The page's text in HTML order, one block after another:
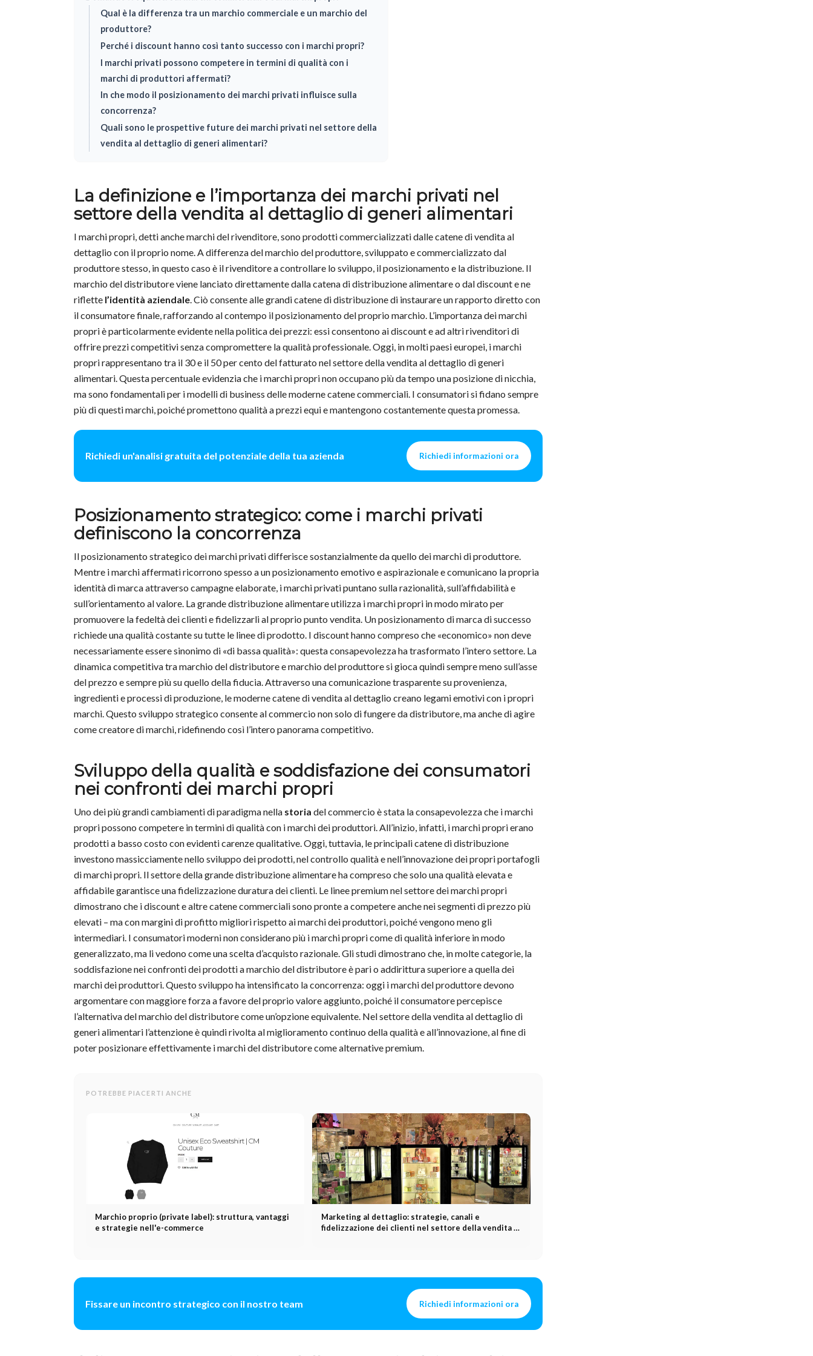
Qual è la differenza tra un marchio commerciale e un marchio del
produttore?
Perché i discount hanno così tanto successo con i marchi propri?
I marchi privati possono competere in termini di qualità con i
marchi di produttori affermati?
In che modo il posizionamento dei marchi privati influisce sulla
concorrenza?
Quali sono le prospettive future dei marchi privati nel settore della
vendita al dettaglio di generi alimentari?
La definizione e l’importanza dei marchi privati nel
settore della vendita al dettaglio di generi alimentari
I marchi propri, detti anche marchi del rivenditore, sono prodotti commercializzati dalle catene di vendita al
dettaglio con il proprio nome. A differenza del marchio del produttore, sviluppato e commercializzato dal
produttore stesso, in questo caso è il rivenditore a controllare lo sviluppo, il posizionamento e la distribuzione. Il
marchio del distributore viene lanciato direttamente dalla catena di distribuzione alimentare o dal discount e ne
riflette l’identità aziendale. Ciò consente alle grandi catene di distribuzione di instaurare un rapporto diretto con
il consumatore finale, rafforzando al contempo il posizionamento del proprio marchio. L’importanza dei marchi
propri è particolarmente evidente nella politica dei prezzi: essi consentono ai discount e ad altri rivenditori di
offrire prezzi competitivi senza compromettere la qualità professionale. Oggi, in molti paesi europei, i marchi
propri rappresentano tra il 30 e il 50 per cento del fatturato nel settore della vendita al dettaglio di generi
alimentari. Questa percentuale evidenzia che i marchi propri non occupano più da tempo una posizione di nicchia,
ma sono fondamentali per i modelli di business delle moderne catene commerciali. I consumatori si fidano sempre
più di questi marchi, poiché promettono qualità a prezzi equi e mantengono costantemente questa promessa.
Richiedi un'analisi gratuita del potenziale della tua azienda Richiedi informazioni ora
Posizionamento strategico: come i marchi privati
definiscono la concorrenza
Il posizionamento strategico dei marchi privati differisce sostanzialmente da quello dei marchi di produttore.
Mentre i marchi affermati ricorrono spesso a un posizionamento emotivo e aspirazionale e comunicano la propria
identità di marca attraverso campagne elaborate, i marchi privati puntano sulla razionalità, sull’affidabilità e
sull’orientamento al valore. La grande distribuzione alimentare utilizza i marchi propri in modo mirato per
promuovere la fedeltà dei clienti e fidelizzarli al proprio punto vendita. Un posizionamento di marca di successo
richiede una qualità costante su tutte le linee di prodotto. I discount hanno compreso che «economico» non deve
necessariamente essere sinonimo di «di bassa qualità»: questa consapevolezza ha trasformato l’intero settore. La
dinamica competitiva tra marchio del distributore e marchio del produttore si gioca quindi sempre meno sull’asse
del prezzo e sempre più su quello della fiducia. Attraverso una comunicazione trasparente su provenienza,
ingredienti e processi di produzione, le moderne catene di vendita al dettaglio creano legami emotivi con i propri
marchi. Questo sviluppo strategico consente al commercio non solo di fungere da distributore, ma anche di agire
come creatore di marchi, ridefinendo così l’intero panorama competitivo.
Sviluppo della qualità e soddisfazione dei consumatori
nei confronti dei marchi propri
Uno dei più grandi cambiamenti di paradigma nella storia del commercio è stata la consapevolezza che i marchi
propri possono competere in termini di qualità con i marchi dei produttori. All’inizio, infatti, i marchi propri erano
prodotti a basso costo con evidenti carenze qualitative. Oggi, tuttavia, le principali catene di distribuzione
investono massicciamente nello sviluppo dei prodotti, nel controllo qualità e nell’innovazione dei propri portafogli
di marchi propri. Il settore della grande distribuzione alimentare ha compreso che solo una qualità elevata e
affidabile garantisce una fidelizzazione duratura dei clienti. Le linee premium nel settore dei marchi propri
dimostrano che i discount e altre catene commerciali sono pronte a competere anche nei segmenti di prezzo più
elevati – ma con margini di profitto migliori rispetto ai marchi dei produttori, poiché vengono meno gli
intermediari. I consumatori moderni non considerano più i marchi propri come di qualità inferiore in modo
generalizzato, ma li vedono come una scelta d’acquisto razionale. Gli studi dimostrano che, in molte categorie, la
soddisfazione nei confronti dei prodotti a marchio del distributore è pari o addirittura superiore a quella dei
marchi dei produttori. Questo sviluppo ha intensificato la concorrenza: oggi i marchi del produttore devono
argomentare con maggiore forza a favore del proprio valore aggiunto, poiché il consumatore percepisce
l’alternativa del marchio del distributore come un’opzione equivalente. Nel settore della vendita al dettaglio di
generi alimentari l’attenzione è quindi rivolta al miglioramento continuo della qualità e all’innovazione, al fine di
poter posizionare effettivamente i marchi del distributore come alternative premium.
POTREBBE PIACERTI ANCHE
Marchio proprio (private label): struttura, vantaggi
e strategie nell'e-commerce
Marketing al dettaglio: strategie, canali e
fidelizzazione dei clienti nel settore della vendita al
Fissare un incontro strategico con il nostro team Richiedi informazioni ora